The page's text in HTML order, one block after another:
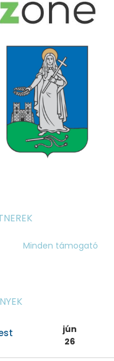
Minden támogató
jún
26